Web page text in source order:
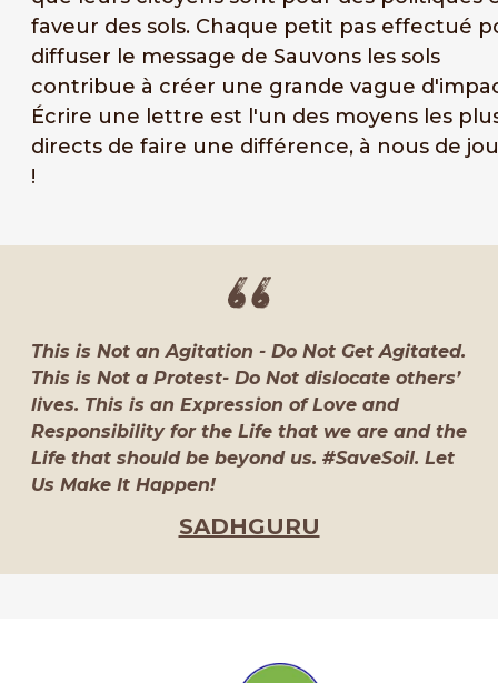
faveur des sols. Chaque petit pas effectué
diffuser le message de Sauvons les sols
contribue à créer une grande vague
Écrire une lettre est l'un des moyens les
directs de faire une différence, à nous de
!
This is Not an Agitation - Do Not Get Agitated.
This is Not a Protest- Do Not dislocate others’
lives. This is an Expression of Love and
Responsibility for the Life that we are and the
Life that should be beyond us. #SaveSoil. Let
Us Make It Happen!
SADHGURU